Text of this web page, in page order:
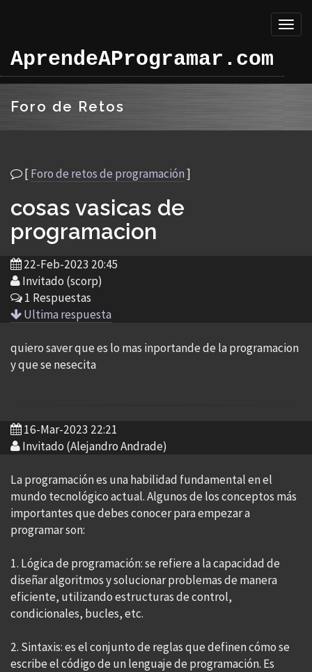
AprendeAProgramar.com
Foro de Retos
[Foro de retos de programación]
cosas vasicas de
programacion
22-Feb-2023 20:45
Invitado (scorp)
1 Respuestas
Ultima respuesta
quiero saver que es lo mas inportande de la programacion
y que se nesecita
16-Mar-2023 22:21
Invitado (Alejandro Andrade)
La programación es una habilidad fundamental en el
mundo tecnológico actual. Algunos de los conceptos más
importantes que debes conocer para empezar a
programar son:
1. Lógica de programación: se refiere a la capacidad de
diseñar algoritmos y solucionar problemas de manera
eficiente, utilizando estructuras de control,
condicionales, bucles, etc.
2. Sintaxis: es el conjunto de reglas que definen cómo se
escribe el código de un lenguaje de programación. Es